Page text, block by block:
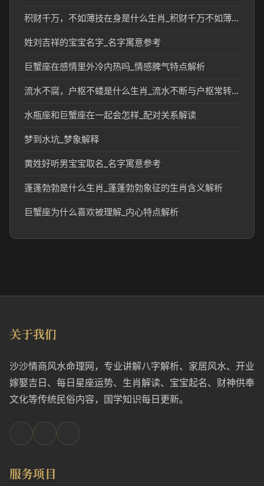
积财千万，不如薄技在身是什么生肖_积财千万不如薄技的生肖含义解析
姓刘吉祥的宝宝名字_名字寓意参考
巨蟹座在感情里外冷内热吗_情感脾气特点解析
流水不腐，户枢不蝼是什么生肖_流水不断与户枢常转对应的生肖文化解读
水瓶座和巨蟹座在一起会怎样_配对关系解读
梦到水坑_梦象解释
黄姓好听男宝宝取名_名字寓意参考
蓬蓬勃勃是什么生肖_蓬蓬勃勃象征的生肖含义解析
巨蟹座为什么喜欢被理解_内心特点解析
关于我们
沙沙情商风水命理网，专业讲解八字解析、家居风水、开业
嫁娶吉日、每日星座运势、生肖解读、宝宝起名、财神供奉
文化等传统民俗内容，国学知识每日更新。
服务项目